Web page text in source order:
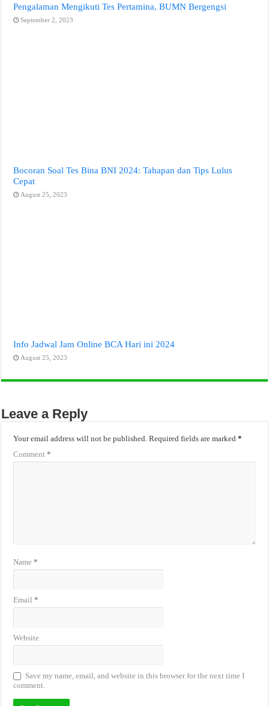
Pengalaman Mengikuti Tes Pertamina, BUMN Bergengsi
September 2, 2023
Bocoran Soal Tes Bina BNI 2024: Tahapan dan Tips Lulus
Cepat
August 25, 2023
Info Jadwal Jam Online BCA Hari ini 2024
August 25, 2023
Leave a Reply
Your email address will not be published. Required fields are marked*
Comment*
Name*
Email*
Website
Save my name, email, and website in this browser for the next time I
comment.